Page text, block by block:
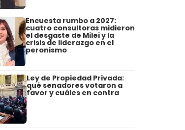
Encuesta rumbo a 2027:
cuatro consultoras midieron
el desgaste de Milei y la
crisis de liderazgo en el
peronismo
Ley de Propiedad Privada:
qué senadores votaron a
favor y cuáles en contra